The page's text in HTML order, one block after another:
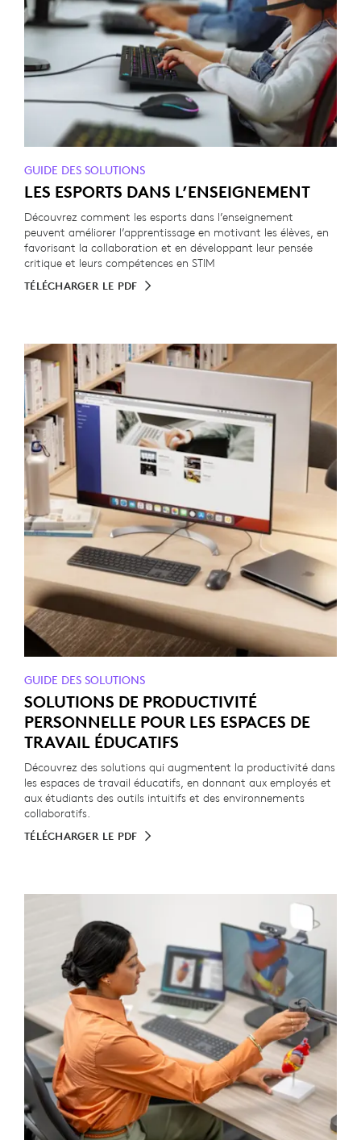
GUIDE DES SOLUTIONS
LES ESPORTS DANS L’ENSEIGNEMENT
Découvrez comment les esports dans l’enseignement
peuvent améliorer l’apprentissage en motivant les élèves, en
favorisant la collaboration et en développant leur pensée
critique et leurs compétences en STIM
TÉLÉCHARGER LE PDF
GUIDE DES SOLUTIONS
SOLUTIONS DE PRODUCTIVITÉ
PERSONNELLE POUR LES ESPACES DE
TRAVAIL ÉDUCATIFS
Découvrez des solutions qui augmentent la productivité dans
les espaces de travail éducatifs, en donnant aux employés et
aux étudiants des outils intuitifs et des environnements
collaboratifs.
TÉLÉCHARGER LE PDF